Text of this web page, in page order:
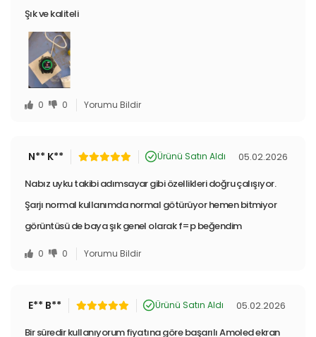
Şık ve kaliteli
0 0 Yorumu Bildir
N** K** Ürünü Satın Aldı 05.02.2026
Nabız uyku takibi adımsayar gibi özellikleri doğru çalışıyor.
Şarjı normal kullanımda normal götürüyor hemen bitmiyor
görüntüsü de baya şık genel olarak f=p beğendim
0 0 Yorumu Bildir
E** B** Ürünü Satın Aldı 05.02.2026
Bir süredir kullanıyorum fiyatına göre başarılı Amoled ekran